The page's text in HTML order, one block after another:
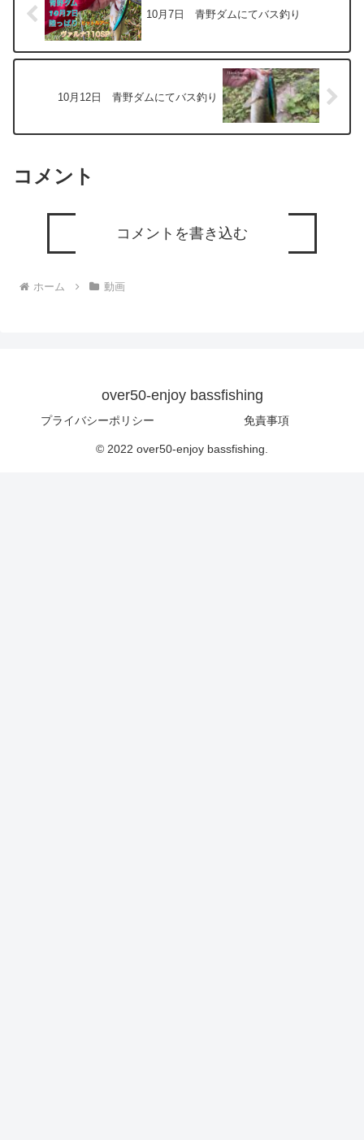
10月7日 青野ダムにてバス釣り
10月12日 青野ダムにてバス釣り
コメント
コメントを書き込む
ホーム 動画
over50-enjoy bassfishing
プライバシーポリシー 免責事項
© 2022 over50-enjoy bassfishing.